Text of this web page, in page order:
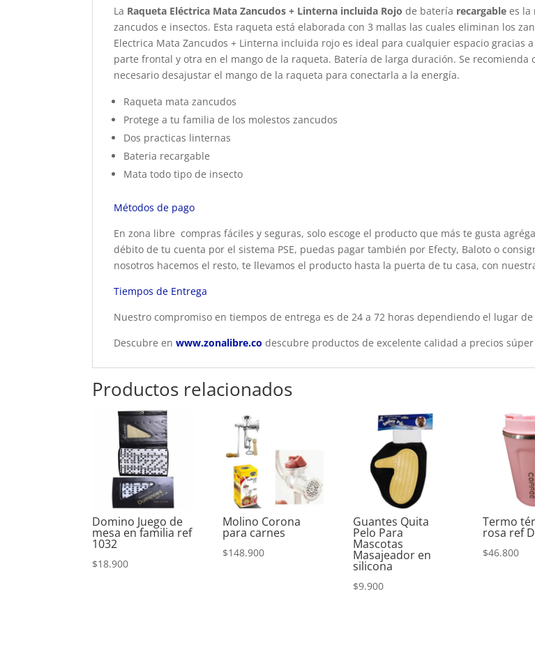
La Raqueta Eléctrica Mata Zancudos + Linterna incluida Rojo de batería recargable es la
zancudos e insectos. Esta raqueta está elaborada con 3 mallas las cuales eliminan los
Electrica Mata Zancudos + Linterna incluida rojo es ideal para cualquier espacio gracias
parte frontal y otra en el mango de la raqueta. Batería de larga duración. Se recomienda
necesario desajustar el mango de la raqueta para conectarla a la energía.
Raqueta mata zancudos
Protege a tu familia de los molestos zancudos
Dos practicas linternas
Bateria recargable
Mata todo tipo de insecto
Métodos de pago
En zona libre compras fáciles y seguras, solo escoge el producto que más te gusta
débito de tu cuenta por el sistema PSE, puedas pagar también por Efecty, Baloto o
nosotros hacemos el resto, te llevamos el producto hasta la puerta de tu casa, con
Tiempos de Entrega
Nuestro compromiso en tiempos de entrega es de 24 a 72 horas dependiendo el lugar
Descubre en www.zonalibre.co descubre productos de excelente calidad a precios súper
Productos relacionados
Domino Juego de
mesa en familia ref
1032
$18.900
Molino Corona
para carnes
$148.900
Guantes Quita
Pelo Para
Mascotas
Masajeador en
silicona
$9.900
Termo
rosa ref
$46.800